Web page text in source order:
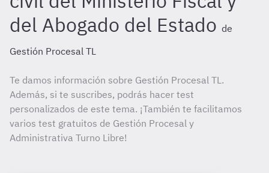
del Abogado del Estado de
Gestión Procesal TL
Te damos información sobre Gestión Procesal TL.
Además, si te suscribes, podrás hacer test
personalizados de este tema. ¡También te facilitamos
varios test gratuitos de Gestión Procesal y
Administrativa Turno Libre!